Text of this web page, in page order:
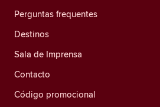
Perguntas frequentes
Destinos
Sala de Imprensa
Contacto
Código promocional